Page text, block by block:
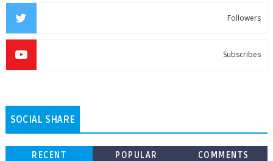
Followers
Subscribes
SOCIAL SHARE
RECENT POPULAR COMMENTS